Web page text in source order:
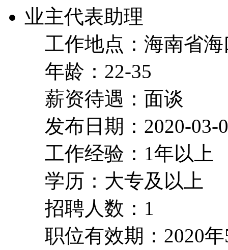
业主代表助理
工作地点：海南省
年龄：22-35
薪资待遇：面谈
发布日期：2020-03-
工作经验：1年以上
学历：大专及以上
招聘人数：1
职位有效期：2020